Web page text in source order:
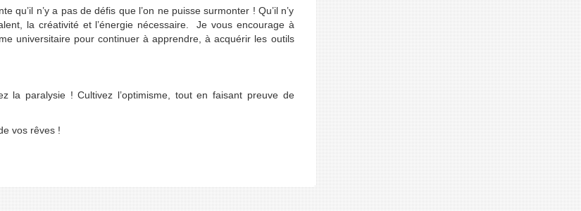
n’y a pas de défis que l’on ne puisse surmonter ! Qu’il n’y
la créativité et l’énergie nécessaire. Je vous encourage à
universitaire pour continuer à apprendre, à acquérir les outils
la paralysie ! Cultivez l’optimisme, tout en faisant preuve de
vos rêves !